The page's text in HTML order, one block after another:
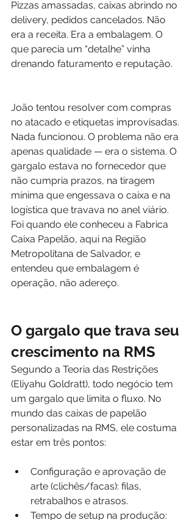
Pizzas amassadas, caixas abrindo no
delivery, pedidos cancelados. Não
era a receita. Era a embalagem. O
que parecia um “detalhe” vinha
drenando faturamento e reputação.
João tentou resolver com compras
no atacado e etiquetas improvisadas.
Nada funcionou. O problema não era
apenas qualidade — era o sistema. O
gargalo estava no fornecedor que
não cumpria prazos, na tiragem
mínima que engessava o caixa e na
logística que travava no anel viário.
Foi quando ele conheceu a Fabrica
Caixa Papelão, aqui na Região
Metropolitana de Salvador, e
entendeu que embalagem é
operação, não adereço.
O gargalo que trava seu
crescimento na RMS
Segundo a Teoria das Restrições
(Eliyahu Goldratt), todo negócio tem
um gargalo que limita o fluxo. No
mundo das caixas de papelão
personalizadas na RMS, ele costuma
estar em três pontos:
Configuração e aprovação de
arte (clichês/facas): filas,
retrabalhos e atrasos.
Tempo de setup na produção: